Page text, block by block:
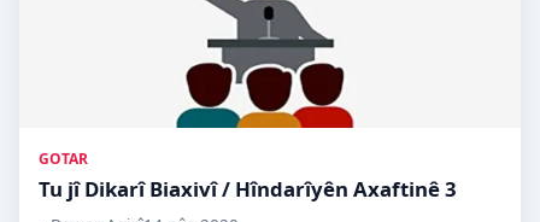
GOTAR
Tu jî Dikarî Biaxivî ­­­­­/ Hîndarîyên Axaftinê 3